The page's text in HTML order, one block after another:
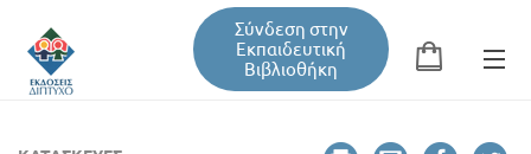
Σύνδεση στην
Εκπαιδευτική
Βιβλιοθήκη
Φόρμα αναζήτησης